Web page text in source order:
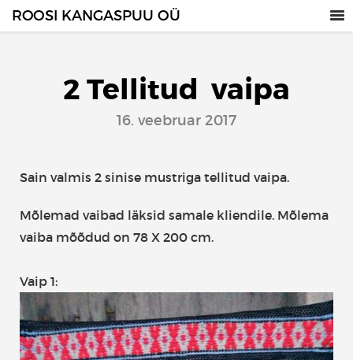
ROOSI KANGASPUU OÜ
2 Tellitud vaipa
16. veebruar 2017
Sain valmis 2 sinise mustriga tellitud vaipa.
Mõlemad vaibad läksid samale kliendile. Mõlema
vaiba mõõdud on 78 X 200 cm.
Vaip 1: